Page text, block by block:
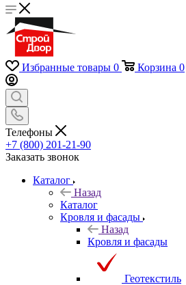
Избранные товары 0 Корзина 0
Телефоны
+7 (800) 201-21-90
Заказать звонок
Каталог
Назад
Каталог
Кровля и фасады
Назад
Кровля и фасады
Геотекстиль